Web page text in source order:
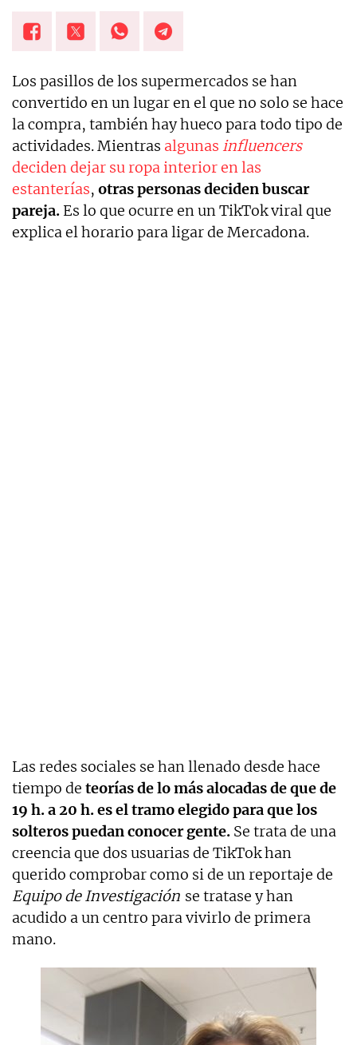
Los pasillos de los supermercados se han
convertido en un lugar en el que no solo se hace
la compra, también hay hueco para todo tipo de
actividades. Mientras algunas influencers
deciden dejar su ropa interior en las
estanterías, otras personas deciden buscar
pareja. Es lo que ocurre en un TikTok viral que
explica el horario para ligar de Mercadona.
Las redes sociales se han llenado desde hace
tiempo de teorías de lo más alocadas de que de
19 h. a 20 h. es el tramo elegido para que los
solteros puedan conocer gente. Se trata de una
creencia que dos usuarias de TikTok han
querido comprobar como si de un reportaje de
Equipo de Investigación se tratase y han
acudido a un centro para vivirlo de primera
mano.